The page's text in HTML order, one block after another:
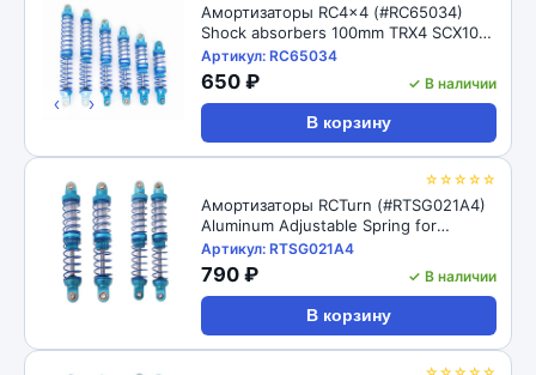
‹ ›
Амортизаторы RC4x4 (#RC65034)
Shock absorbers 100mm TRX4 SCX10
D90 1/10
Артикул: RC65034
650 ₽ ✓ В наличии
В корзину
☆☆☆☆☆
Амортизаторы RCTurn (#RTSG021A4)
Aluminum Adjustable Spring for
Crawler - Black 1pair/set(2pcs)
100x15mm
Артикул: RTSG021A4
790 ₽ ✓ В наличии
В корзину